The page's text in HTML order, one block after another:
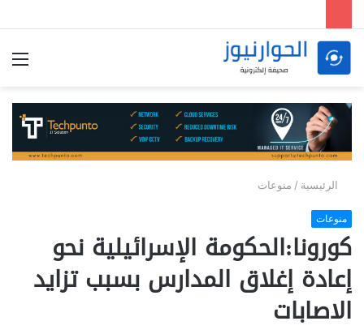
الرئيسية / منوعات
منوعات
كورونا:الحكومة الإسرائيلية نحو
إعادة إغلاق المدارس بسبب تزايد
الاصابات